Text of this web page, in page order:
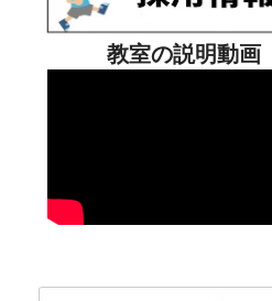
教室の説明動画